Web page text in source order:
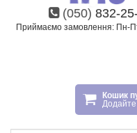
(050) 832-
Приймаємо замовлення: Пн-
Кошик